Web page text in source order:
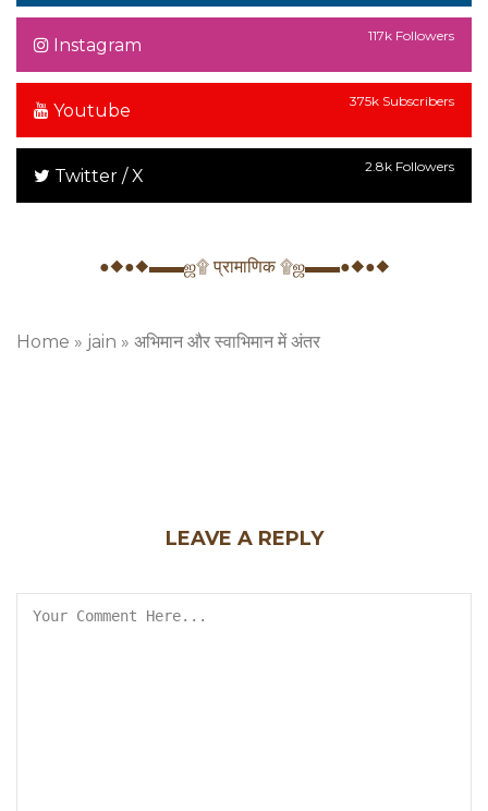
Instagram 117k Followers
Youtube 375k Subscribers
Twitter / X 2.8k Followers
●◆●◆▬▬ஜ۩ प्रामाणिक ۩ஜ▬▬●◆●◆
Home » jain » अभिमान और स्वाभिमान में अंतर
LEAVE A REPLY